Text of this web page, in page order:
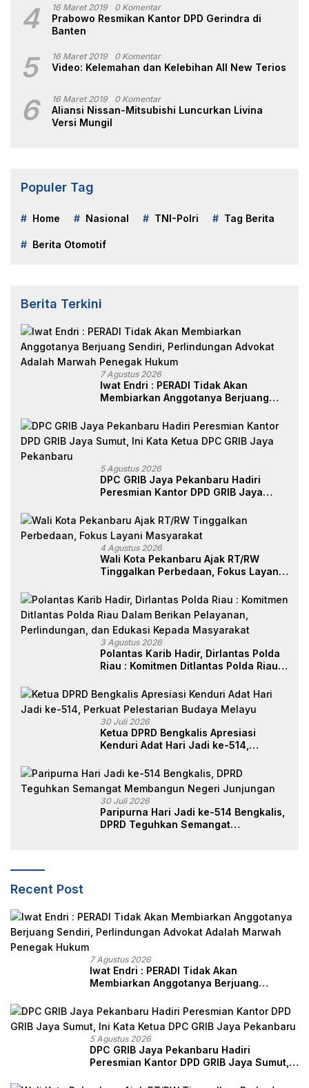
4 16 Maret 2019 0 Komentar
Prabowo Resmikan Kantor DPD Gerindra di
Banten
5 16 Maret 2019 0 Komentar
Video: Kelemahan dan Kelebihan All New Terios
6 16 Maret 2019 0 Komentar
Aliansi Nissan-Mitsubishi Luncurkan Livina
Versi Mungil
Populer Tag
Home Nasional TNI-Polri Tag Berita
Berita Otomotif
Berita Terkini
7 Agustus 2026
Iwat Endri : PERADI Tidak Akan
Membiarkan Anggotanya Berjuang
Marwah Penegak Hukum
5 Agustus 2026
DPC GRIB Jaya Pekanbaru Hadiri
Peresmian Kantor DPD GRIB Jaya
Pekanbaru
4 Agustus 2026
Wali Kota Pekanbaru Ajak RT/RW
Tinggalkan Perbedaan, Fokus Layani
3 Agustus 2026
Polantas Karib Hadir, Dirlantas Polda
Riau : Komitmen Ditlantas Polda Riau
Perlindungan, dan Edukasi Kepada
Masyarakat
30 Juli 2026
Ketua DPRD Bengkalis Apresiasi
Kenduri Adat Hari Jadi ke-514,
30 Juli 2026
Paripurna Hari Jadi ke-514 Bengkalis,
DPRD Teguhkan Semangat
Recent Post
7 Agustus 2026
Iwat Endri : PERADI Tidak Akan
Membiarkan Anggotanya Berjuang
Marwah Penegak Hukum
5 Agustus 2026
DPC GRIB Jaya Pekanbaru Hadiri
Peresmian Kantor DPD GRIB Jaya Sumut,